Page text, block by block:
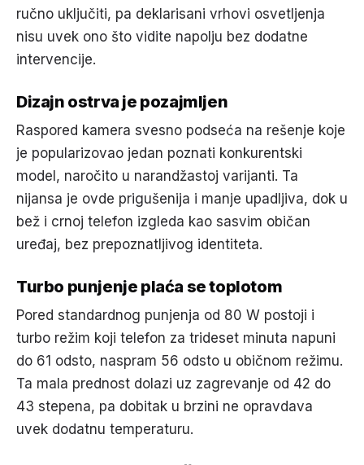
ručno uključiti, pa deklarisani vrhovi osvetljenja
nisu uvek ono što vidite napolju bez dodatne
intervencije.
Dizajn ostrva je pozajmljen
Raspored kamera svesno podseća na rešenje koje
je popularizovao jedan poznati konkurentski
model, naročito u narandžastoj varijanti. Ta
nijansa je ovde prigušenija i manje upadljiva, dok u
bež i crnoj telefon izgleda kao sasvim običan
uređaj, bez prepoznatljivog identiteta.
Turbo punjenje plaća se toplotom
Pored standardnog punjenja od 80 W postoji i
turbo režim koji telefon za trideset minuta napuni
do 61 odsto, naspram 56 odsto u običnom režimu.
Ta mala prednost dolazi uz zagrevanje od 42 do
43 stepena, pa dobitak u brzini ne opravdava
uvek dodatnu temperaturu.